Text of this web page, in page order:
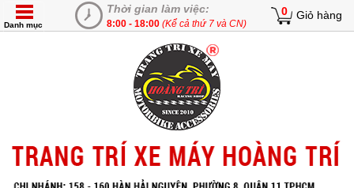
Thời gian làm việc:
8:00 - 18:00 (Kể cả thứ 7 và CN)
0 Giỏ hàng
Danh mục